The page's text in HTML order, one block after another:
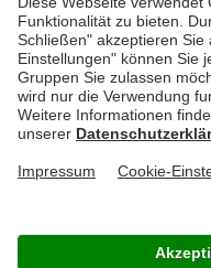
* Greifen Sie schnell zu! Alle
gesetzlichen
AGB
Verantwortung / CSR